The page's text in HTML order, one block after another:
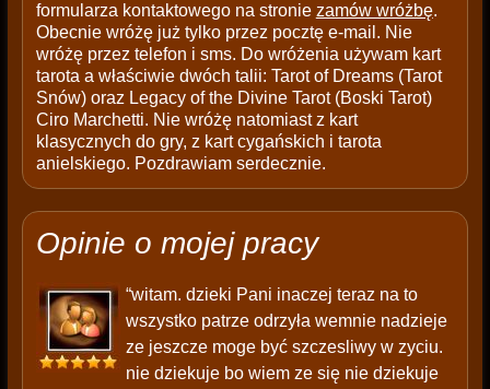
formularza kontaktowego na stronie zamów wróżbę.
Obecnie wróżę już tylko przez pocztę e-mail. Nie
wróżę przez telefon i sms. Do wróżenia używam kart
tarota a właściwie dwóch talii: Tarot of Dreams (Tarot
Snów) oraz Legacy of the Divine Tarot (Boski Tarot)
Ciro Marchetti. Nie wróżę natomiast z kart
klasycznych do gry, z kart cygańskich i tarota
anielskiego. Pozdrawiam serdecznie.
Opinie o mojej pracy
“witam. dzieki Pani inaczej teraz na to
wszystko patrze odrzyła wemnie nadzieje
ze jeszcze moge być szczesliwy w zyciu.
nie dziekuje bo wiem ze się nie dziekuje